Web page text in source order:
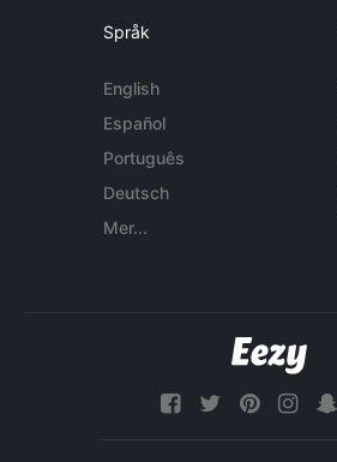
Språk
English
Español
Português
Deutsch
Mer...